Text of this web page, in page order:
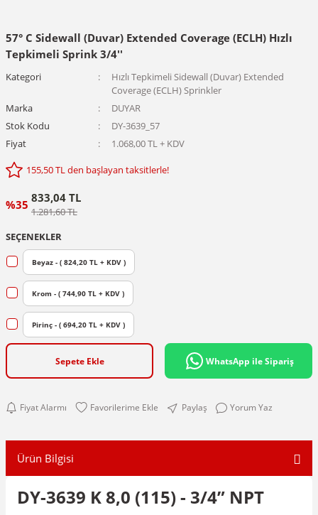
57° C Sidewall (Duvar) Extended Coverage (ECLH) Hızlı
Tepkimeli Sprink 3/4''
Kategori
Hızlı Tepkimeli Sidewall (Duvar) Extended
Coverage (ECLH) Sprinkler
Marka
DUYAR
Stok Kodu
DY-3639_57
Fiyat
1.068,00 TL + KDV
155,50 TL den başlayan taksitlerle!
%35 833,04 TL
1.281,60 TL
SEÇENEKLER
Beyaz - ( 824,20 TL + KDV )
Krom - ( 744,90 TL + KDV )
Pirinç - ( 694,20 TL + KDV )
Sepete Ekle WhatsApp ile Sipariş
Fiyat Alarmı Paylaş Yorum Yaz
Ürün Bilgisi
DY-3639 K 8,0 (115) - 3/4” NPT